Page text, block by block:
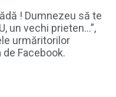
! Dumnezeu să te
un vechi prieten…”,
urmăritorilor
Facebook.